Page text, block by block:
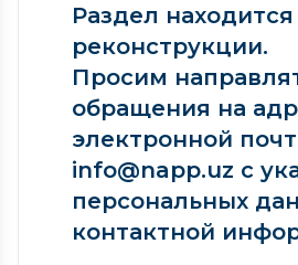
Раздел находится
реконструкции.
Просим
обращения на
электронной
info@napp.uz с
персональных
контактной